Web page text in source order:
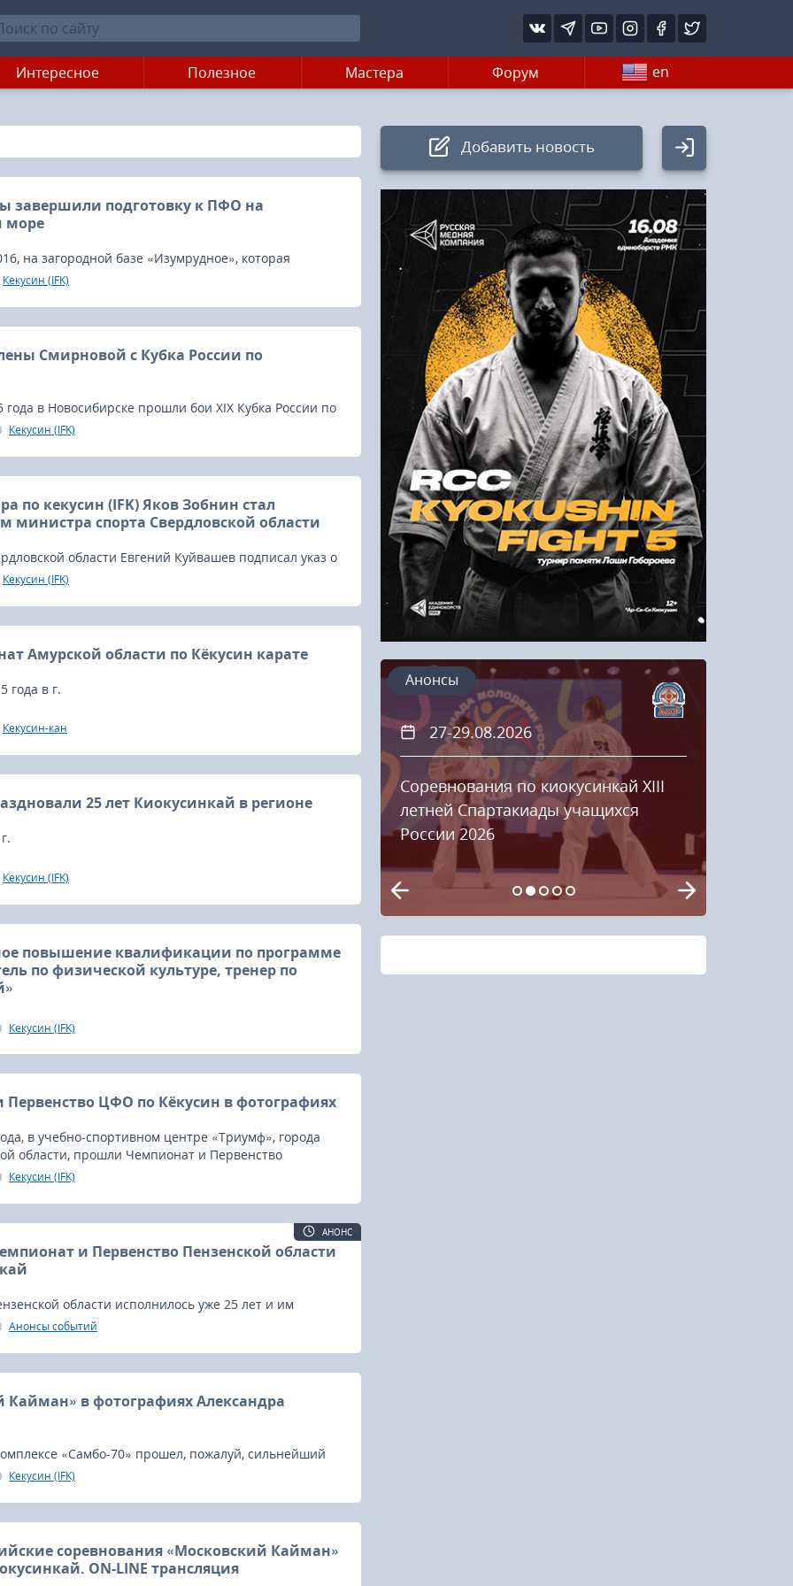
Интересное Полезное Мастера Форум en
завершили подготовку к ПФО на
море
на загородной базе «Изумрудное», которая
месте Горьковского моря, Нижегородская
и Первенствам ПФО.
Кекусин (IFK)
Смирновой с Кубка России по
года в Новосибирске прошли бои XIX Кубка России по
Кекусин (IFK)
по кекусин (IFK) Яков Зобнин стал
министра спорта Свердловской области
области Евгений Куйвашев подписал указ о
министра физической культуры, спорта и
Кекусин (IFK)
Амурской области по Кёкусин карате
года в г.
Кекусин-кан
25 лет Киокусинкай в регионе
Кекусин (IFK)
повышение квалификации по программе
по физической культуре, тренер по
предпринимательства совместно с
общественной организацией «Федерация
Москвы» проводит набор по направлению
и спорт»: Краткосрочное повышение
программе «Преподаватель по физической
по киокусинкай»; Профессиональная
с правом ведения деятельности в сфере физической
по программе «Преподаватель по физической
по киокусинкай».
Кекусин (IFK)
ЦФО по Кёкусин в фотографиях
в учебно-спортивном центре «Триумф», города
области, прошли Чемпионат и Первенство
Округа России по Кёкусин среди мужчин
Кекусин (IFK)
и Первенство Пензенской области
области исполнилось уже 25 лет и им
1000 человек - дети, подростки, молодежь и
Анонсы событий
АНОНС
Кайман» в фотографиях Александра
«Самбо-70» прошел, пожалуй, сильнейший
по киокусинкай - XXVI Всероссийские
Кекусин (IFK)
соревнования «Московский Кайман»
ON-LINE трансляция
Добавить новость
Авторизация
Логин:
Пароль
Войти
Напомнить пароль
Регистрация
27-29.08.2026
Соревнования по киокусинкай XIII
летней Спартакиады учащихся
России 2026
Анонсы